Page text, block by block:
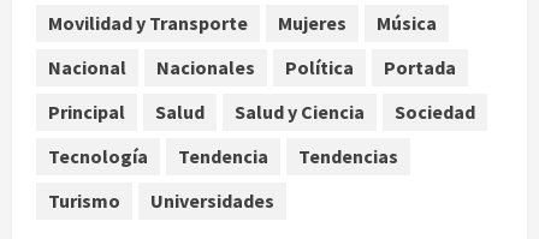
Internacional
Colombia respalda soberanía de
TLC
Movilidad y Transporte
Mujeres
Música
Nacional
Nacionales Política
Portada
Principal
Salud Salud y Ciencia
Sociedad
Tecnología
Tendencia
Tendencias
Turismo
Universidades